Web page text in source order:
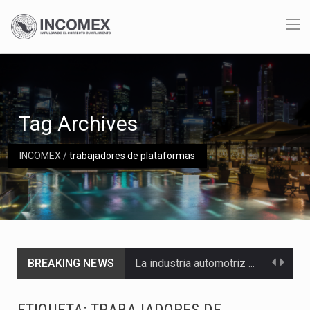
INCOMEX/trabajadores de plataformas
Tag Archives
BREAKING NEWS